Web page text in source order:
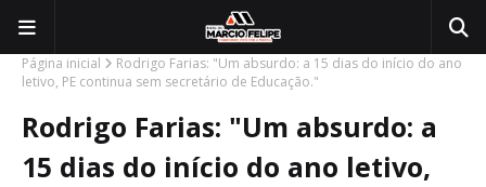
Página inicial
Rodrigo Farias: "Um absurdo: a 15 dias do início do ano
letivo, PE continua sem secretário de Educação."
Rodrigo Farias: "Um absurdo: a
15 dias do início do ano letivo,